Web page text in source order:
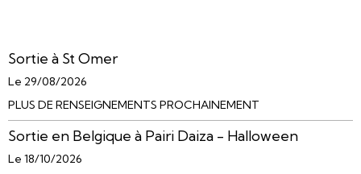
Sortie à St Omer
Le 29/08/2026
PLUS DE RENSEIGNEMENTS PROCHAINEMENT
Sortie en Belgique à Pairi Daiza - Halloween
Le 18/10/2026